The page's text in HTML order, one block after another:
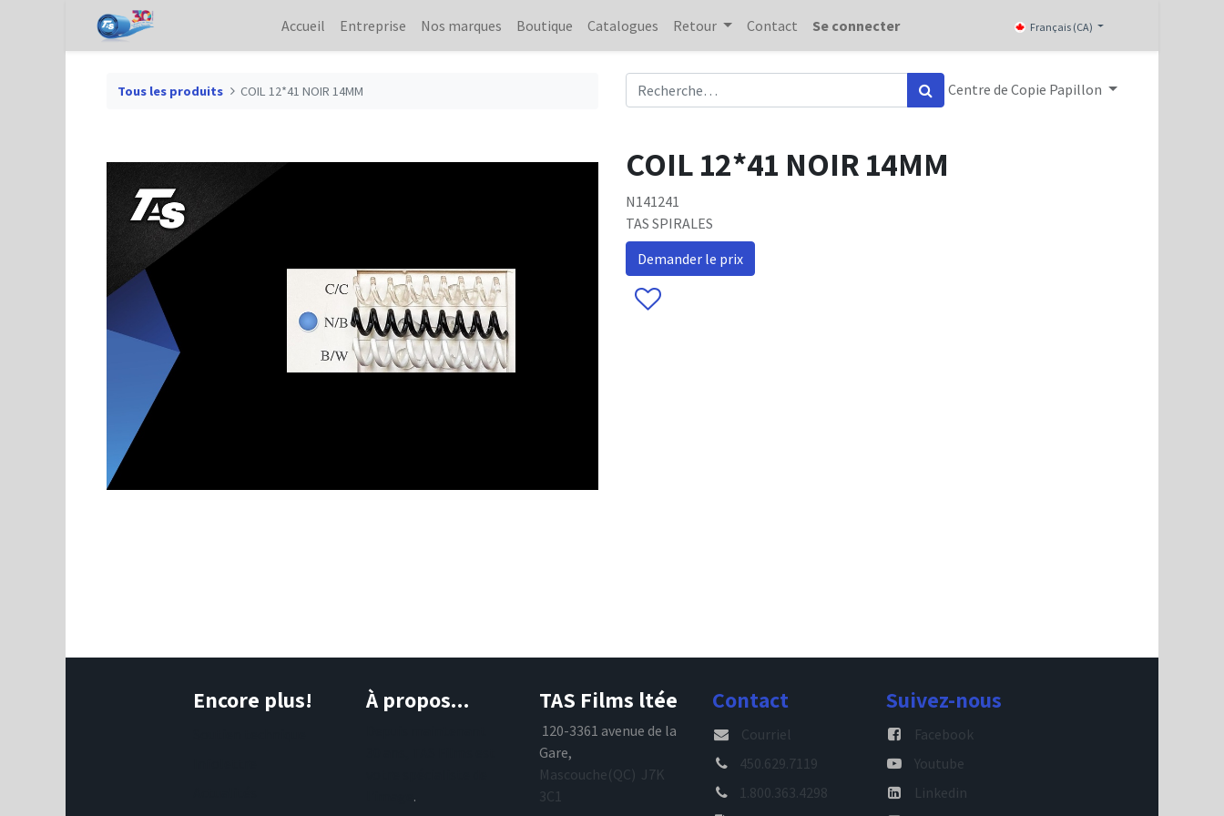
Accueil Entreprise Nos marques Boutique Catalogues Retour Contact Se connecter Français (CA)
Tous les produits COIL 12*41 NOIR 14MM Centre de Copie Papillon
COIL 12*41 NOIR 14MM
N141241
TAS SPIRALES
Demander le prix
Encore plus! À propos...
.
TAS Films ltée
120-3361 avenue de la
Gare,
Mascouche(QC) J7K
3C1
Contact
Courriel
450.629.7119
1.800.363.4298
Suivez-nous
Facebook
Youtube
Linkedin